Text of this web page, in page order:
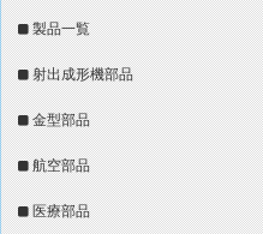
製品一覧
射出成形機部品
金型部品
航空部品
医療部品